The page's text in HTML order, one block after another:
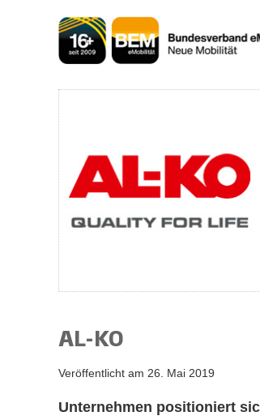
AL-KO
Veröffentlicht am 26. Mai 2019
Unternehmen positioniert